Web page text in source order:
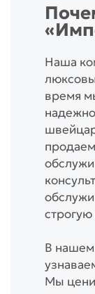
Наша
время
строгую
В нашем
Мы